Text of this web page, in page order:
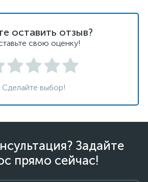
оставить отзыв?
свою оценку!
Сделайте выбор!
Задайте
прямо сейчас!